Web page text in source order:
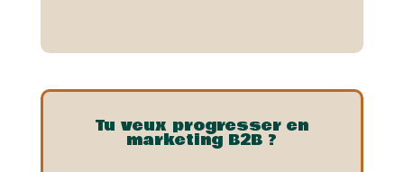
Tu veux progresser en
marketing B2B ?